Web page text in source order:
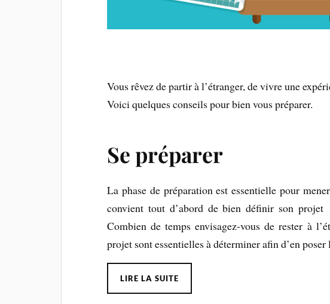
Vous rêvez de partir à l’étranger, de vivre une
Voici quelques conseils pour bien vous préparer.
Se préparer
La phase de préparation est essentielle pour
convient tout d’abord de bien définir son
Combien de temps envisagez-vous de rester à
projet sont essentielles à déterminer afin d’en poser
LIRE LA SUITE